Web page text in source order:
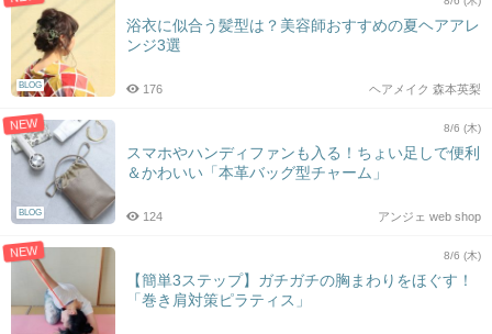
BLOG
浴衣に似合う髪型は？美容師おすすめの夏ヘアアレ
ンジ3選
ヘアメイク 森本英梨
176
NEW
BLOG
8/6 (木)
スマホやハンディファンも入る！ちょい足しで便利
＆かわいい「本革バッグ型チャーム」
アンジェ web shop
124
NEW 8/6 (木)
【簡単3ステップ】ガチガチの胸まわりをほぐす！
「巻き肩対策ピラティス」